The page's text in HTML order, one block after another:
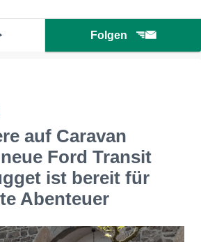
Folgen
auf Caravan
Ford Transit
ist bereit für
Abenteuer